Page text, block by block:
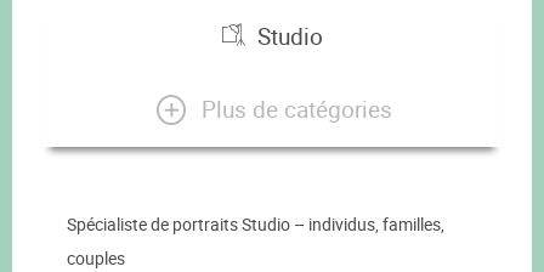
Studio
Plus de catégories
Spécialiste de portraits Studio – individus, familles,
couples